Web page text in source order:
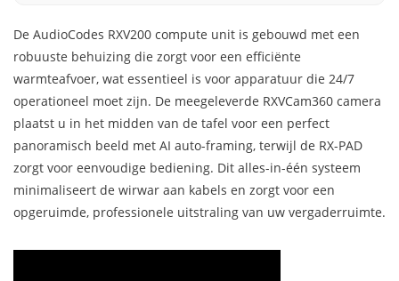
De AudioCodes RXV200 compute unit is gebouwd met een
robuuste behuizing die zorgt voor een efficiënte
warmteafvoer, wat essentieel is voor apparatuur die 24/7
operationeel moet zijn. De meegeleverde RXVCam360 camera
plaatst u in het midden van de tafel voor een perfect
panoramisch beeld met AI auto-framing, terwijl de RX-PAD
zorgt voor eenvoudige bediening. Dit alles-in-één systeem
minimaliseert de wirwar aan kabels en zorgt voor een
opgeruimde, professionele uitstraling van uw vergaderruimte.